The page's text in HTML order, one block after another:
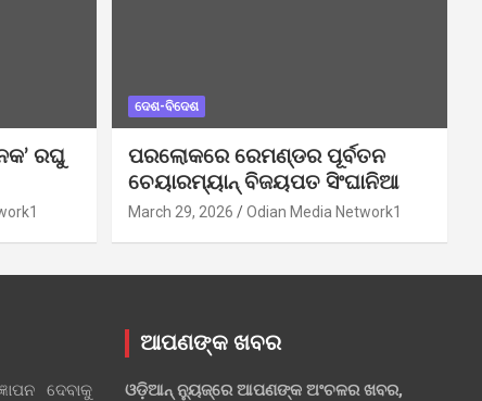
ରଘୁ
ଦେଶ-ବିଦେଶ
ପରଲୋକରେ ରେମଣ୍ଡର ପୂର୍ବତନ
ଚେୟାରମ୍ୟାନ୍ ବିଜୟପତ ସିଂଘାନିଆ
March 29, 2026 Odian Media Network1
ଦେବାକୁ
ଆପଣଙ୍କ ଖବର
ଓଡ଼ିଆନ୍ ନ୍ୟୁଜ୍‌ରେ ଆପଣଙ୍କ ଅଂଚଳର ଖବର,